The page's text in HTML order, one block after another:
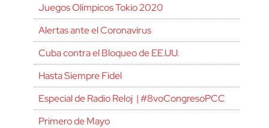
Juegos Olímpicos Tokio 2020
Alertas ante el Coronavirus
Cuba contra el Bloqueo de EE.UU.
Hasta Siempre Fidel
Especial de Radio Reloj | #8voCongresoPCC
Primero de Mayo